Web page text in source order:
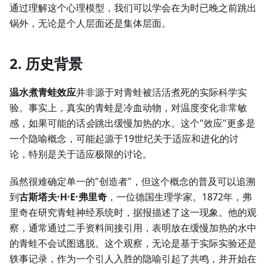
通过理解这个心理模型，我们可以学会在为时已晚之前跳出
锅外，无论是个人层面还是集体层面。
2. 历史背景
温水煮青蛙效应并非源于对青蛙被活活煮死的实际科学实
验。事实上，真实的青蛙是冷血动物，对温度变化非常敏
感，如果可能的话会跳出缓慢加热的水。这个"效应"更多是
一个隐喻概念，可能起源于19世纪关于适应和进化的讨
论，特别是关于适应极限的讨论。
虽然很难确定单一的"创造者"，但这个概念的普及可以追溯
到古斯塔夫·H·E·弗里奇 ，一位德国生理学家。1872年，弗
里奇在研究青蛙神经系统时，据报描述了这一现象。他的观
察，通常通过二手资料间接引用，表明放在缓慢加热的水中
的青蛙不会试图逃脱。这个观察，无论是基于实际实验还是
轶事记录，作为一个引人入胜的隐喻引起了共鸣，并开始在